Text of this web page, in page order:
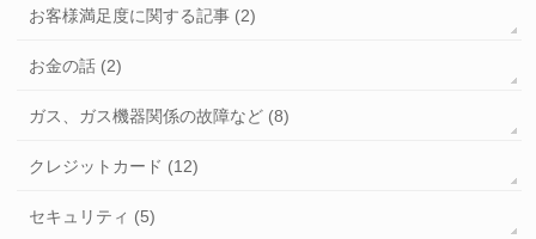
お客様満足度に関する記事 (2)
お金の話 (2)
ガス、ガス機器関係の故障など (8)
クレジットカード (12)
セキュリティ (5)